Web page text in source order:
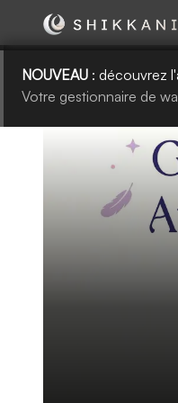
NOUVEAU : découvrez
Votre gestionnaire de